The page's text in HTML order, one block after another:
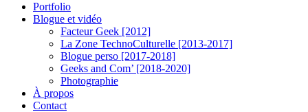
Portfolio
Blogue et vidéo
Facteur Geek [2012]
La Zone TechnoCulturelle [2013-2017]
Blogue perso [2017-2018]
Geeks and Com’ [2018-2020]
Photographie
À propos
Contact